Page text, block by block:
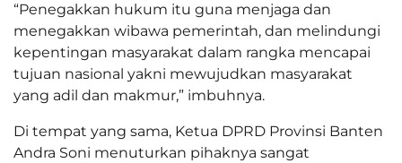
“Penegakkan hukum itu guna menjaga dan
menegakkan wibawa pemerintah, dan melindungi
kepentingan masyarakat dalam rangka mencapai
tujuan nasional yakni mewujudkan masyarakat
yang adil dan makmur,” imbuhnya.
Di tempat yang sama, Ketua DPRD Provinsi Banten
Andra Soni menuturkan pihaknya sangat